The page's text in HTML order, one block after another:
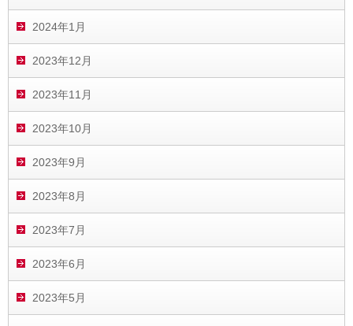
2024年1月
2023年12月
2023年11月
2023年10月
2023年9月
2023年8月
2023年7月
2023年6月
2023年5月